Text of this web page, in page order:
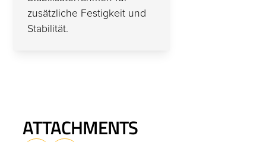
zusätzliche Festigkeit und
Stabilität.
ATTACHMENTS